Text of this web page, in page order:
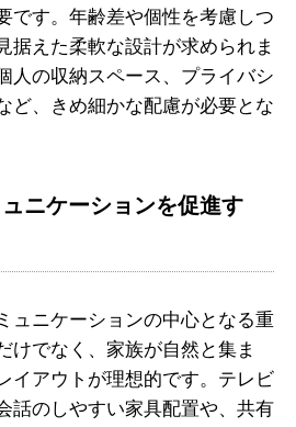
です。年齢差や個性を考慮しつ
据えた柔軟な設計が求められま
人の収納スペース、プライバシ
ど、きめ細かな配慮が必要とな
ニケーションを促進す
ュニケーションの中心となる重
けでなく、家族が自然と集ま
イアウトが理想的です。テレビ
話のしやすい家具配置や、共有